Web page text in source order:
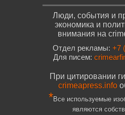
Люди, события и
экономика и
внимания на
Отдел рекламы: +7
Для писем:
При цитировании
crimeapress.info
*Все используемые
являются